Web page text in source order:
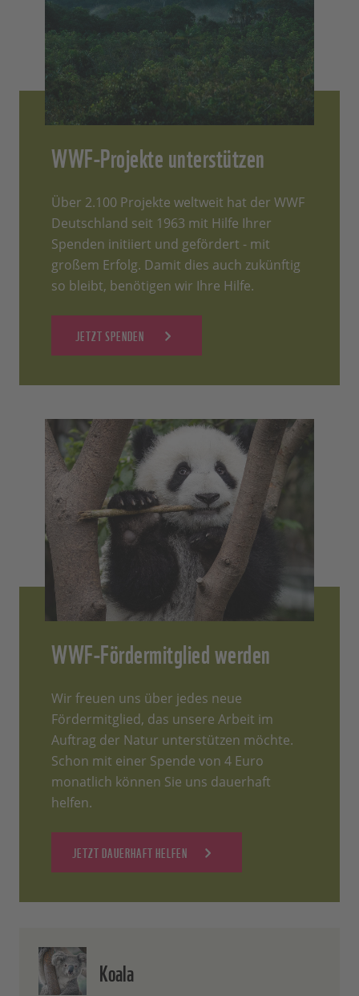
WWF-Projekte unterstützen
Über 2.100 Projekte weltweit hat der WWF
Deutschland seit 1963 mit Hilfe Ihrer
Spenden initiiert und gefördert - mit
großem Erfolg. Damit dies auch zukünftig
so bleibt, benötigen wir Ihre Hilfe.
JETZT SPENDEN
WWF-Fördermitglied werden
Wir freuen uns über jedes neue
Fördermitglied, das unsere Arbeit im
Auftrag der Natur unterstützen möchte.
Schon mit einer Spende von 4 Euro
monatlich können Sie uns dauerhaft
helfen.
JETZT DAUERHAFT HELFEN
Koala